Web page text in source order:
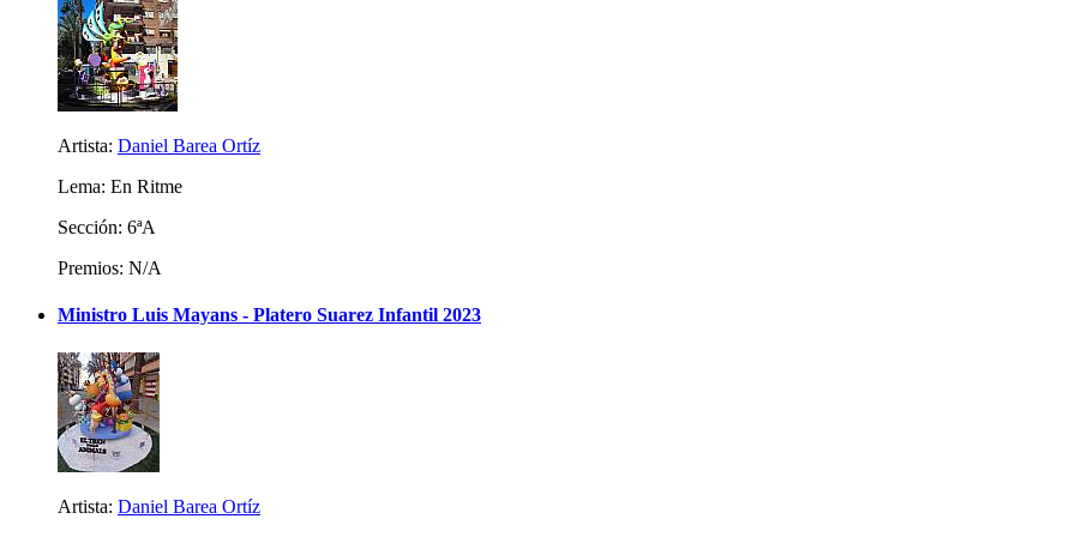
Artista: Daniel Barea Ortíz
Lema: En Ritme
Sección: 6ªA
Premios: N/A
Ministro Luis Mayans - Platero Suarez Infantil 2023
Artista: Daniel Barea Ortíz